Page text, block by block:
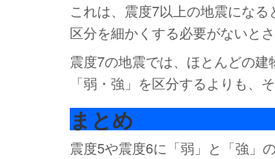
これは、震度7以上の地震にな
区分を細かくする必要がないと
震度7の地震では、ほとんどの建
「弱・強」を区分するよりも、
まとめ
震度5や震度6に「弱」と「強」